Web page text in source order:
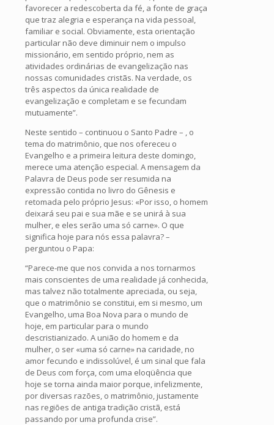
favorecer a redescoberta da fé, a fonte de graça
que traz alegria e esperança na vida pessoal,
familiar e social. Obviamente, esta orientação
particular não deve diminuir nem o impulso
missionário, em sentido próprio, nem as
atividades ordinárias de evangelização nas
nossas comunidades cristãs. Na verdade, os
três aspectos da única realidade de
evangelização e completam e se fecundam
mutuamente”.
Neste sentido – continuou o Santo Padre – , o
tema do matrimônio, que nos ofereceu o
Evangelho e a primeira leitura deste domingo,
merece uma atenção especial. A mensagem da
Palavra de Deus pode ser resumida na
expressão contida no livro do Gênesis e
retomada pelo próprio Jesus: «Por isso, o homem
deixará seu pai e sua mãe e se unirá à sua
mulher, e eles serão uma só carne». O que
significa hoje para nós essa palavra? –
perguntou o Papa:
“Parece-me que nos convida a nos tornarmos
mais conscientes de uma realidade já conhecida,
mas talvez não totalmente apreciada, ou seja,
que o matrimônio se constitui, em si mesmo, um
Evangelho, uma Boa Nova para o mundo de
hoje, em particular para o mundo
descristianizado. A união do homem e da
mulher, o ser «uma só carne» na caridade, no
amor fecundo e indissolúvel, é um sinal que fala
de Deus com força, com uma eloqüência que
hoje se torna ainda maior porque, infelizmente,
por diversas razões, o matrimônio, justamente
nas regiões de antiga tradição cristã, está
passando por uma profunda crise”.